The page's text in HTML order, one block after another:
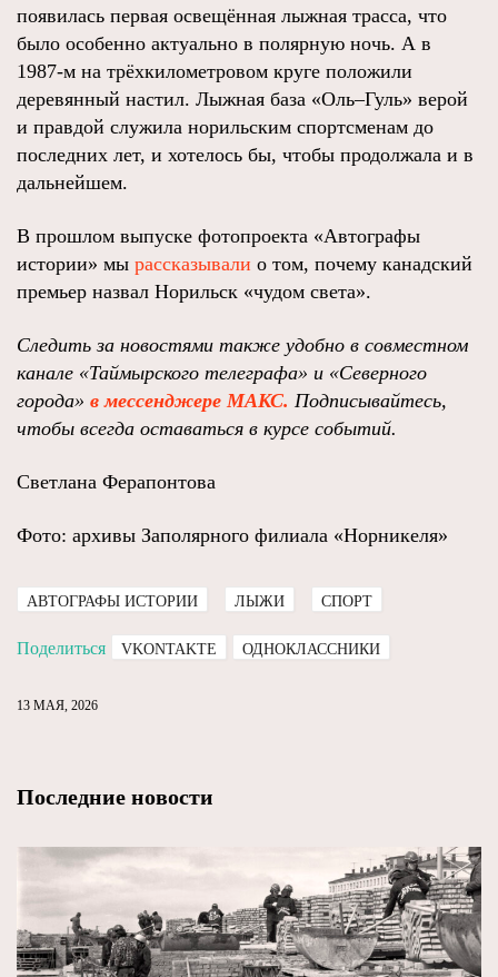
появилась первая освещённая лыжная трасса, что
было особенно актуально в полярную ночь. А в
1987-м на трёхкилометровом круге положили
деревянный настил. Лыжная база «Оль–Гуль» верой
и правдой служила норильским спортсменам до
последних лет, и хотелось бы, чтобы продолжала и в
дальнейшем.
В прошлом выпуске фотопроекта «Автографы
истории» мы рассказывали о том, почему канадский
премьер назвал Норильск «чудом света».
Следить за новостями также удобно в совместном
канале «Таймырского телеграфа» и «Северного
города» в мессенджере МАКС. Подписывайтесь,
чтобы всегда оставаться в курсе событий.
Светлана Ферапонтова
Фото: архивы Заполярного филиала «Норникеля»
АВТОГРАФЫ ИСТОРИИ ЛЫЖИ СПОРТ
Поделиться VKONTAKTE ОДНОКЛАССНИКИ
13 МАЯ, 2026
Последние новости